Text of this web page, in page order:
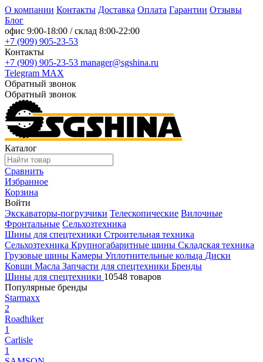
О компании Контакты Доставка Оплата Гарантии Отзывы
Блог
офис 9:00-18:00 / склад 8:00-22:00
+7 (909) 905-23-53
Контакты
+7 (909) 905-23-53 manager@sgshina.ru
Telegram MAX
Обратный звонок
Обратный звонок
Каталог
Сравнить
Избранное
Корзина
Войти
Экскаваторы-погрузчики Телескопические Вилочные
Фронтальные Сельхозтехника
Шины для спецтехники Строительная техника
Сельхозтехника Крупногабаритные шины Складская техника
Грузовые шины Камеры Уплотнительные кольца Диски
Ковши Масла Запчасти для спецтехники Бренды
Шины для спецтехники 10548 товаров
Популярные бренды
Starmaxx
2
Roadhiker
1
Carlisle
1